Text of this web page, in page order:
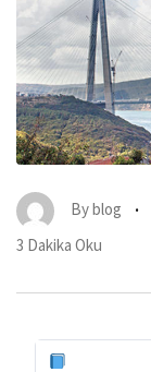
Byblog
3 Dakika Oku